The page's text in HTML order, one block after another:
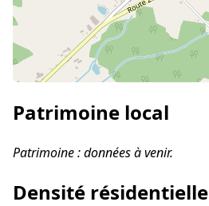
Patrimoine local
Patrimoine : données à venir.
Densité résidentielle